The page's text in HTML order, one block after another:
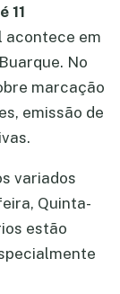
11
acontece em
No
marcação
emissão de
variados
Quinta-
estão